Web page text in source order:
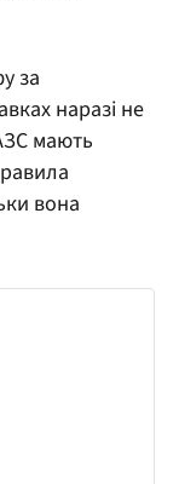
за
наразі не
мають
вона